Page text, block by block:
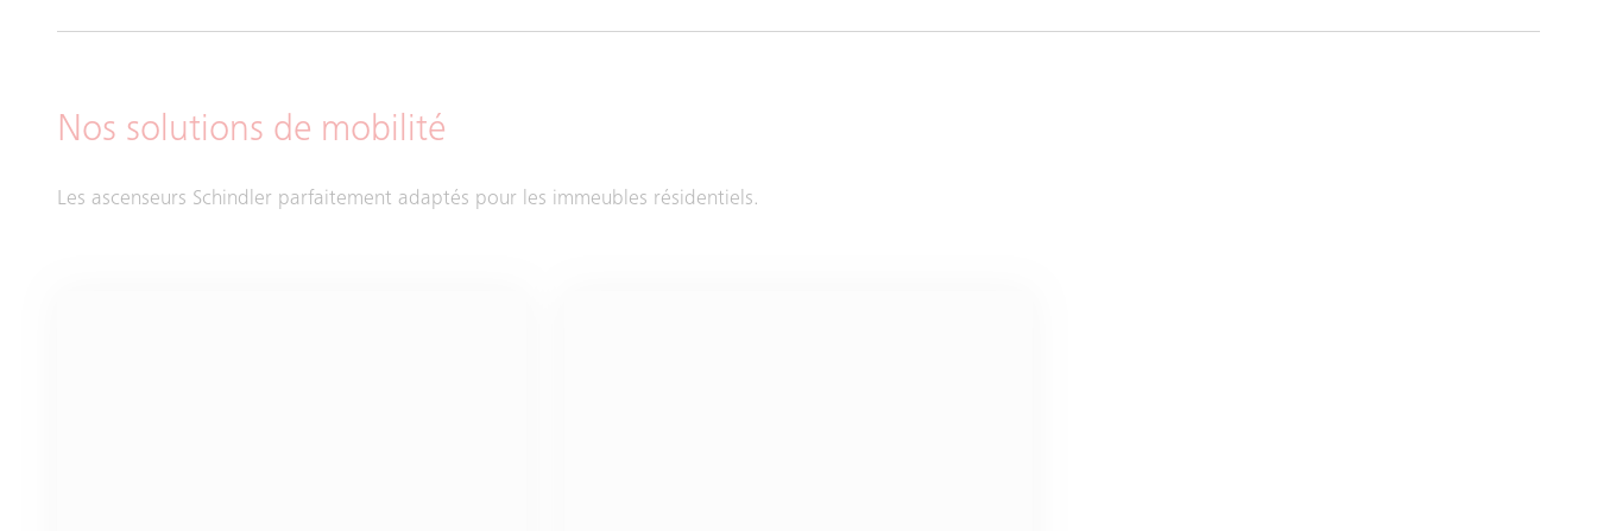
Nos solutions de mobilité
Les ascenseurs Schindler parfaitement adaptés pour les immeubles résidentiels.